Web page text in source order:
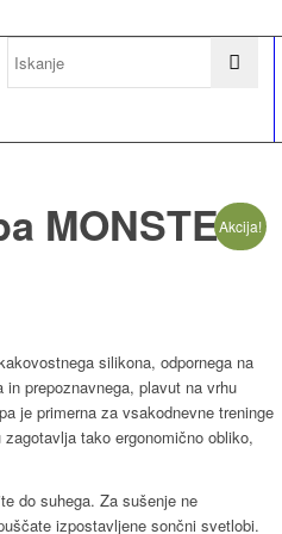
Akcija!
MONSTER
silikona, odpornega na
prepoznavnega, plavut na vrhu
je primerna za vsakodnevne treninge
tako ergonomično obliko,
do suhega. Za sušenje ne
izpostavljene sončni svetlobi.